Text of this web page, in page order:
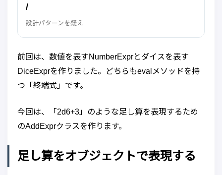
/
設計パターンを疑え
前回は、数値を表すNumberExprとダイスを表す
DiceExprを作りました。どちらもevalメソッドを持
つ「終端式」です。
今回は、「2d6+3」のような足し算を表現するため
のAddExprクラスを作ります。
足し算をオブジェクトで表現する